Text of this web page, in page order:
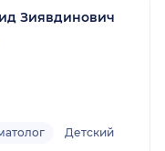
Зиявдинович
Детский